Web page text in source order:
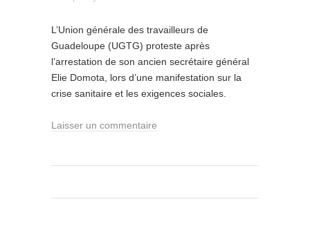
L’Union générale des travailleurs de
Guadeloupe (UGTG) proteste après
l’arrestation de son ancien secrétaire général
Elie Domota, lors d’une manifestation sur la
crise sanitaire et les exigences sociales.
Laisser un commentaire